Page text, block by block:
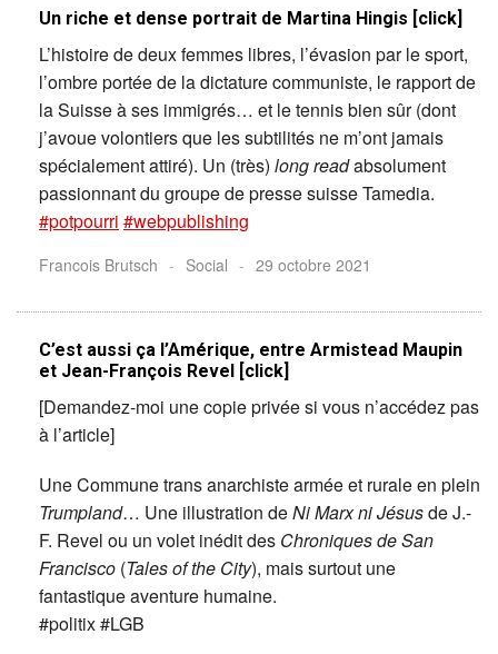
Un riche et dense portrait de Martina Hingis [click]
L’histoire de deux femmes libres, l’évasion par le sport,
l’ombre portée de la dictature communiste, le rapport de
la Suisse à ses immigrés… et le tennis bien sûr (dont
j’avoue volontiers que les subtilités ne m’ont jamais
spécialement attiré). Un (très) long readabsolument
passionnant du groupe de presse suisse Tamedia.
#potpourri #webpublishing
Francois Brutsch - Social - 29 octobre 2021
C’est aussi ça l’Amérique, entre Armistead Maupin
et Jean-François Revel [click]
[Demandez-moi une copie privée si vous n’accédez pas
à l’article]
Une Commune trans anarchiste armée et rurale en plein
Trumpland… Une illustration deNi Marx ni Jésusde J.-
F. Revel ou un volet inédit des Chroniques de San
Francisco (Tales of the City), mais surtout une
fantastique aventure humaine.
#politix #LGB